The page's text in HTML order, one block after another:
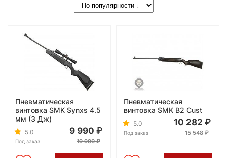
Пневматическая
винтовка SMK Synxs 4.5
мм (3 Дж)
5.0
Под заказ
9 990
19 990
Пневматическая
винтовка SMK B2 Cust
5.0
Под заказ
10 282
15 548